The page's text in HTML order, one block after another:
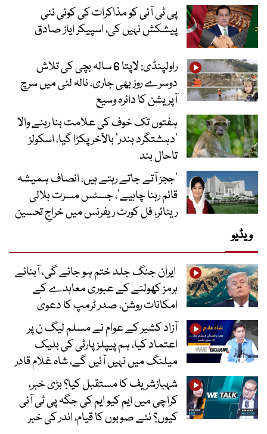
پی ٹی آئی کو مذاکرات کی کوئی نئی
پیشکش نہیں کی، اسپیکر ایاز صادق
راولپنڈی: لاپتا 6 سالہ بچی کی تلاش
دوسرے روز بھی جاری، نالہ لئی میں سرچ
آپریشن کا دائرہ وسیع
ہفتوں تک خوف کی علامت بنا رہنے والا
‘دہشتگرد بندر’ بالآخر پکڑا گیا، اسکولز
تاحال بند
’ججز آتے جاتے رہتے ہیں، انصاف ہمیشہ
قائم رہنا چاہیے‘، جسٹس مسرت ہلالی
ریٹائر، فل کورٹ ریفرنس میں خراجِ تحسین
ویڈیو
ایران جنگ جلد ختم ہو جائے گی، آبنائے
ہرمز کھولنے کے عبوری معاہدے کے
امکانات روشن، صدر ٹرمپ کا دعویٰ
آزاد کشیر کے عوام نے مسلم لیگ ن پر
اعتماد کیا، ہم پیپلز پارٹی کی بلیک
میلنگ میں نہیں آئیں گے، شاہ غلام قادر
شہبازشریف کا مستقبل کیا؟ بڑی خبر،
کراچی میں ایم کیو ایم کی جگہ پی ٹی آئی
کیوں؟ نئے صوبوں کا قیام، اندر کی خبر